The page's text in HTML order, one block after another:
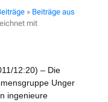
» Beiträge aus
mit
12:20) – Die
Unger
ingenieure